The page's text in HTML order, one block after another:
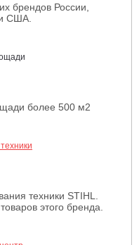
брендов России,
США.
более 500 м2
техники STIHL.
этого бренда.